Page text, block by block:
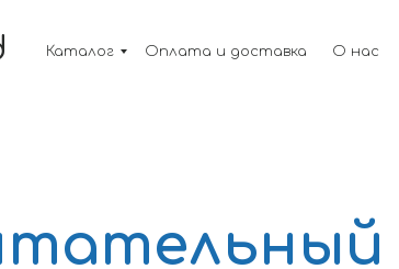
Каталог Оплата и доставка О нас